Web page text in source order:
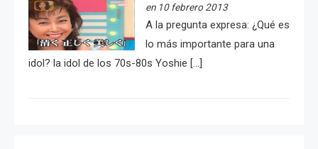
en 10 febrero 2013
A la pregunta expresa: ¿Qué es
lo más importante para una
idol? la idol de los 70s-80s Yoshie […]